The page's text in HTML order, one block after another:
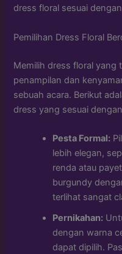
dress floral sesuai
Pemilihan Dress Floral
Memilih dress floral yang
penampilan dan
sebuah acara. Berikut
dress yang sesuai
Pesta Formal:
lebih elegan,
renda atau
burgundy
terlihat sangat
Pernikahan:
dengan warna
dapat dipilih.